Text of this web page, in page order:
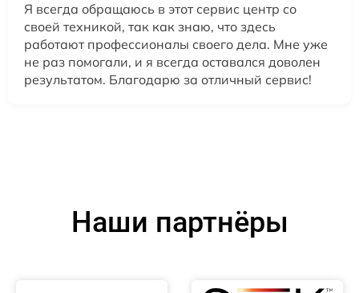
Я всегда обращаюсь в этот сервис центр со
своей техникой, так как знаю, что здесь
работают профессионалы своего дела. Мне уже
не раз помогали, и я всегда оставался доволен
результатом. Благодарю за отличный сервис!
Наши партнёры